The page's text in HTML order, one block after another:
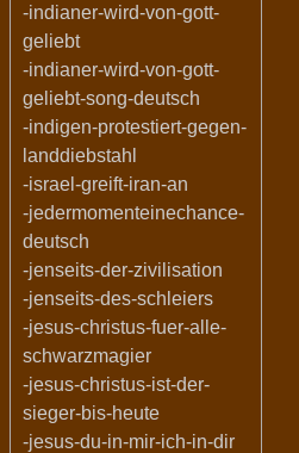
-indianer-wird-von-gott-
geliebt
-indianer-wird-von-gott-
geliebt-song-deutsch
-indigen-protestiert-gegen-
landdiebstahl
-israel-greift-iran-an
-jedermomenteinechance-
deutsch
-jenseits-der-zivilisation
-jenseits-des-schleiers
-jesus-christus-fuer-alle-
schwarzmagier
-jesus-christus-ist-der-
sieger-bis-heute
-jesus-du-in-mir-ich-in-dir